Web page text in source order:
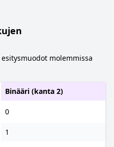
molemmissa
Binääri (kanta 2)
0
1